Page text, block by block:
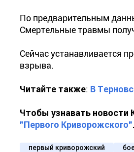
По предварительным
Смертельные травмы
Сейчас устанавливается
взрыва.
Читайте также: В
Чтобы узнавать новости
"Первого Криворожского".
первый криворожский